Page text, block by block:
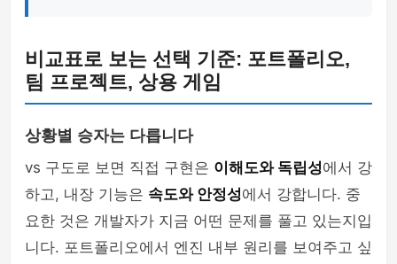
비교표로 보는 선택 기준: 포트폴리오,
팀 프로젝트, 상용 게임
상황별 승자는 다릅니다
vs 구도로 보면 직접 구현은 이해도와 독립성에서 강
하고, 내장 기능은 속도와 안정성에서 강합니다. 중
요한 것은 개발자가 지금 어떤 문제를 풀고 있는지입
니다. 포트폴리오에서 엔진 내부 원리를 보여주고 싶